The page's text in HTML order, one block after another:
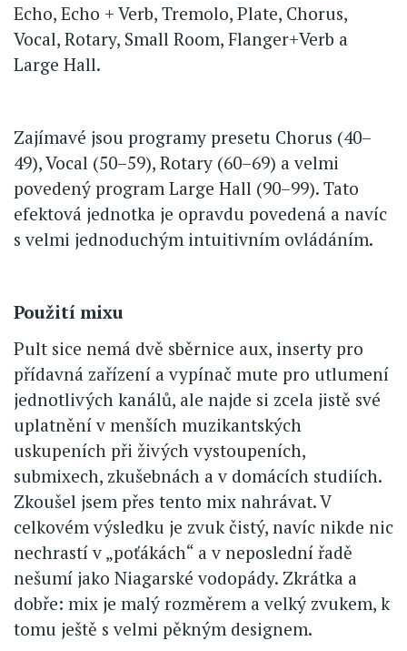
Echo, Echo + Verb, Tremolo, Plate, Chorus,
Vocal, Rotary, Small Room, Flanger+Verb a
Large Hall.
Zajímavé jsou programy presetu Chorus (40–
49), Vocal (50–59), Rotary (60–69) a velmi
povedený program Large Hall (90–99). Tato
efektová jednotka je opravdu povedená a navíc
s velmi jednoduchým intuitivním ovládáním.
Použití mixu
Pult sice nemá dvě sběrnice aux, inserty pro
přídavná zařízení a vypínač mute pro utlumení
jednotlivých kanálů, ale najde si zcela jistě své
uplatnění v menších muzikantských
uskupeních při živých vystoupeních,
submixech, zkušebnách a v domácích studiích.
Zkoušel jsem přes tento mix nahrávat. V
celkovém výsledku je zvuk čistý, navíc nikde nic
nechrastí v „poťákách“ a v neposlední řadě
nešumí jako Niagarské vodopády. Zkrátka a
dobře: mix je malý rozměrem a velký zvukem, k
tomu ještě s velmi pěkným designem.